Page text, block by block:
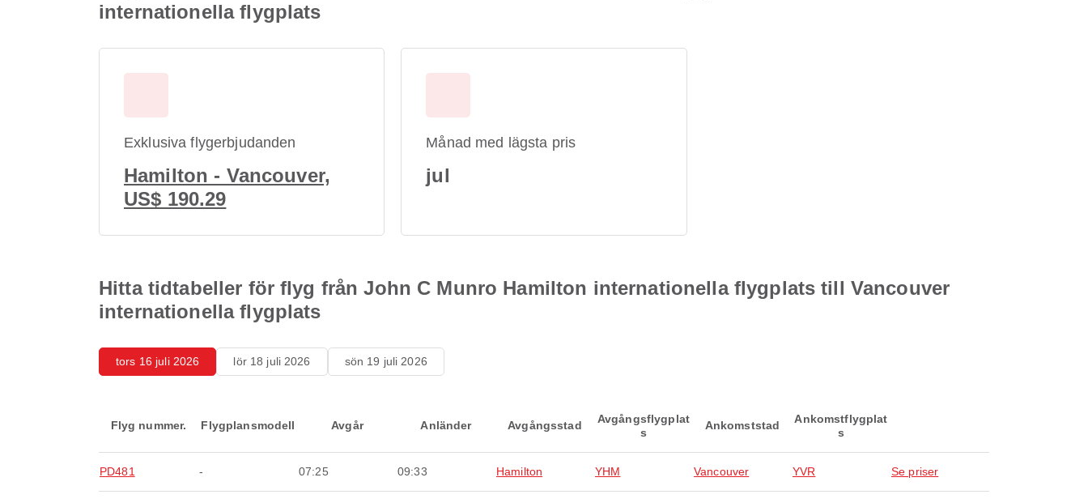
internationella flygplats
Exklusiva flygerbjudanden
Hamilton - Vancouver,
US$ 190.29
Månad med lägsta pris
jul
Hitta tidtabeller för flyg från John C Munro Hamilton internationella flygplats till Vancouver
internationella flygplats
tors 16 juli 2026 lör 18 juli 2026 sön 19 juli 2026
Flyg nummer. Flygplansmodell Avgår Anländer Avgångsstad
Avgångsflygplat
s
Ankomststad
Ankomstflygplat
s
PD481 - 07:25 09:33 Hamilton YHM Vancouver YVR Se priser